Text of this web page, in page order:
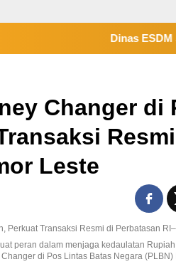
Dinas ESDM Sulteng
Changer di
Leste
peran dalam menjaga kedaulatan
di Pos Lintas Batas Negara (PLBN)